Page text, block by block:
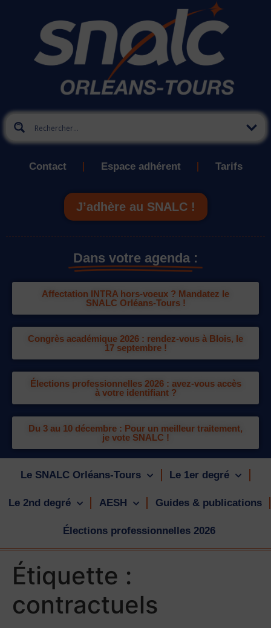
Contact Espace adhérent Tarifs
J’adhère au SNALC !
Dans votre agenda :
Affectation INTRA hors-voeux ? Mandatez le
SNALC Orléans-Tours !
Congrès académique 2026 : rendez-vous à Blois, le
17 septembre !
Élections professionnelles 2026 : avez-vous accès
à votre identifiant ?
Du 3 au 10 décembre : Pour un meilleur traitement,
je vote SNALC !
Le SNALC Orléans-Tours Le 1er degré
Le 2nd degré AESH Guides & publications
Élections professionnelles 2026
Étiquette :
contractuels